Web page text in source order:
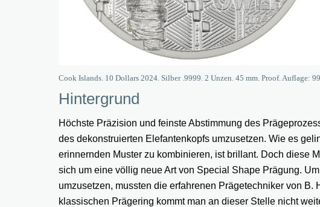
Cook Islands. 10 Dollars 2024. Silber .9999. 2 Unzen. 45 mm. Proof. Auflage:
Hintergrund
Höchste Präzision und feinste Abstimmung des
des dekonstruierten Elefantenkopfs umzusetzen. Wie es
erinnernden Muster zu kombinieren, ist brillant. Doch diese
sich um eine völlig neue Art von Special Shape Prägung.
umzusetzen, mussten die erfahrenen Prägetechniker von
klassischen Prägering kommt man an dieser Stelle nicht